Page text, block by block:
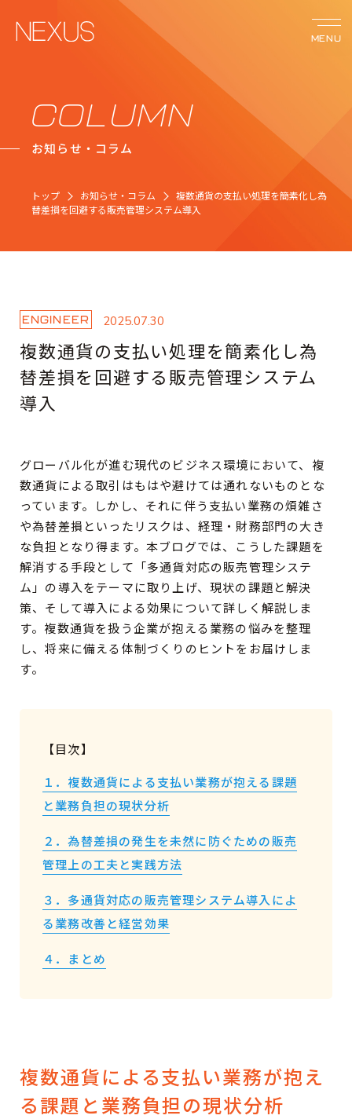
MENU
サービス
ネクサスの強み
事例紹介
お知らせ
COLUMN
お知らせ・コラム
トップ お知らせ・コラム
複数通貨の支払い処理を簡素化し為
替差損を回避する販売管理システム導入
ENGINEER 2025.07.30
複数通貨の支払い処理を簡素化し為
替差損を回避する販売管理システム
導入
グローバル化が進む現代のビジネス環境において、複
数通貨による取引はもはや避けては通れないものとな
っています。しかし、それに伴う支払い業務の煩雑さ
や為替差損といったリスクは、経理・財務部門の大き
な負担となり得ます。本ブログでは、こうした課題を
解消する手段として「多通貨対応の販売管理システ
ム」の導入をテーマに取り上げ、現状の課題と解決
策、そして導入による効果について詳しく解説しま
す。複数通貨を扱う企業が抱える業務の悩みを整理
し、将来に備える体制づくりのヒントをお届けしま
す。
【目次】
１．複数通貨による支払い業務が抱える課題
と業務負担の現状分析
２．為替差損の発生を未然に防ぐための販売
管理上の工夫と実践方法
３．多通貨対応の販売管理システム導入によ
る業務改善と経営効果
４．まとめ
複数通貨による支払い業務が抱え
る課題と業務負担の現状分析